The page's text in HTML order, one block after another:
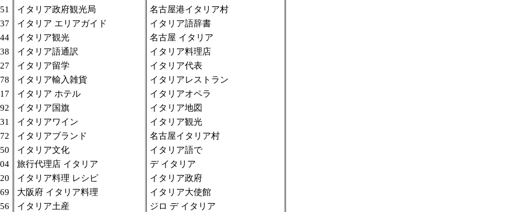
イタリア政府観光局
イタリア エリアガイド
イタリア観光
イタリア語通訳
イタリア留学
イタリア輸入雑貨
イタリア ホテル
イタリア国旗
イタリアワイン
イタリアブランド
イタリア文化
旅行代理店 イタリア
イタリア料理 レシピ
大阪府 イタリア料理
イタリア土産
名古屋港イタリア村
イタリア語辞書
名古屋 イタリア
イタリア料理店
イタリア代表
イタリアレストラン
イタリアオペラ
イタリア地図
イタリア観光
名古屋イタリア村
イタリア語で
デ イタリア
イタリア政府
イタリア大使館
ジロ デ イタリア